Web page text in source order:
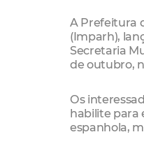
A Prefeitura
(Imparh),
Secretaria
de outubro,
Os
habilite para
espanhola,